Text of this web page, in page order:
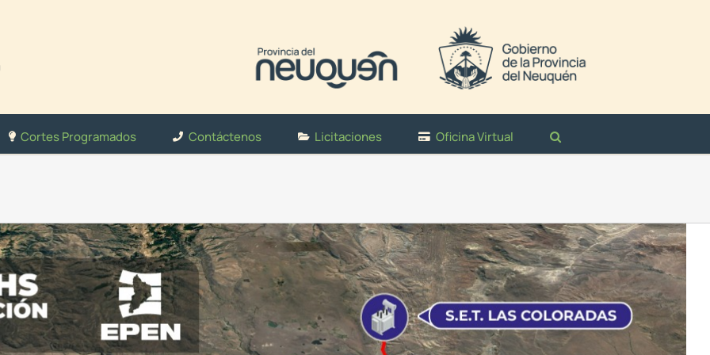
Cortes Programados Contáctenos Licitaciones Oficina Virtual